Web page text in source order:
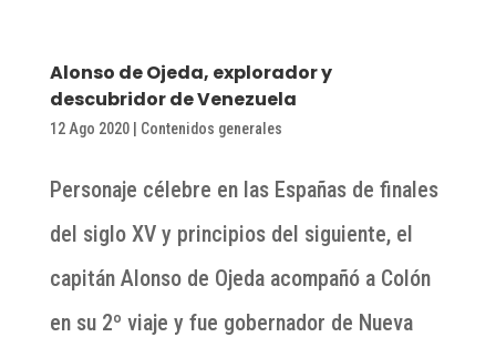
Alonso de Ojeda, explorador y
descubridor de Venezuela
12 Ago 2020| Contenidos generales
Personaje célebre en las Españas de finales
del siglo XV y principios del siguiente, el
capitán Alonso de Ojeda acompañó a Colón
en su 2º viaje y fue gobernador de Nueva